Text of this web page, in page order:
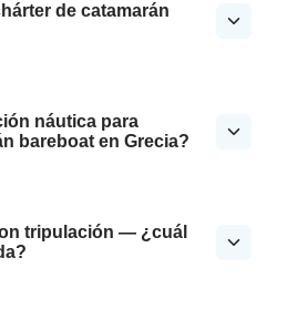
de catamarán
náutica para
bareboat en Grecia?
tripulación — ¿cuál